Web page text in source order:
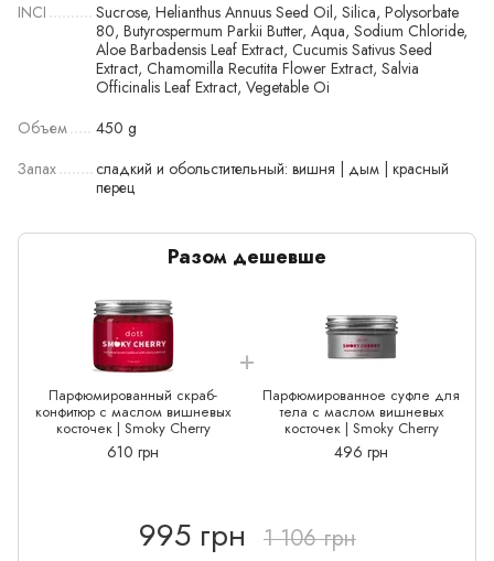
INCI
Sucrose, Helianthus Annuus Seed Oil, Silica, Polysorbate
80, Butyrospermum Parkii Butter, Aqua, Sodium Chloride,
Aloe Barbadensis Leaf Extract, Cucumis Sativus Seed
Extract, Chamomilla Recutita Flower Extract, Salvia
Officinalis Leaf Extract, Vegetable Oi
Объем
450 g
Запах
сладкий и обольстительный: вишня | дым | красный
перец
Разом дешевше
Парфюмированный скраб-
конфитюр с маслом вишневых
косточек | Smoky Cherry
610 грн
Парфюмированное суфле для
тела с маслом вишневых
косточек | Smoky Cherry
496 грн
995 грн 1 106 грн